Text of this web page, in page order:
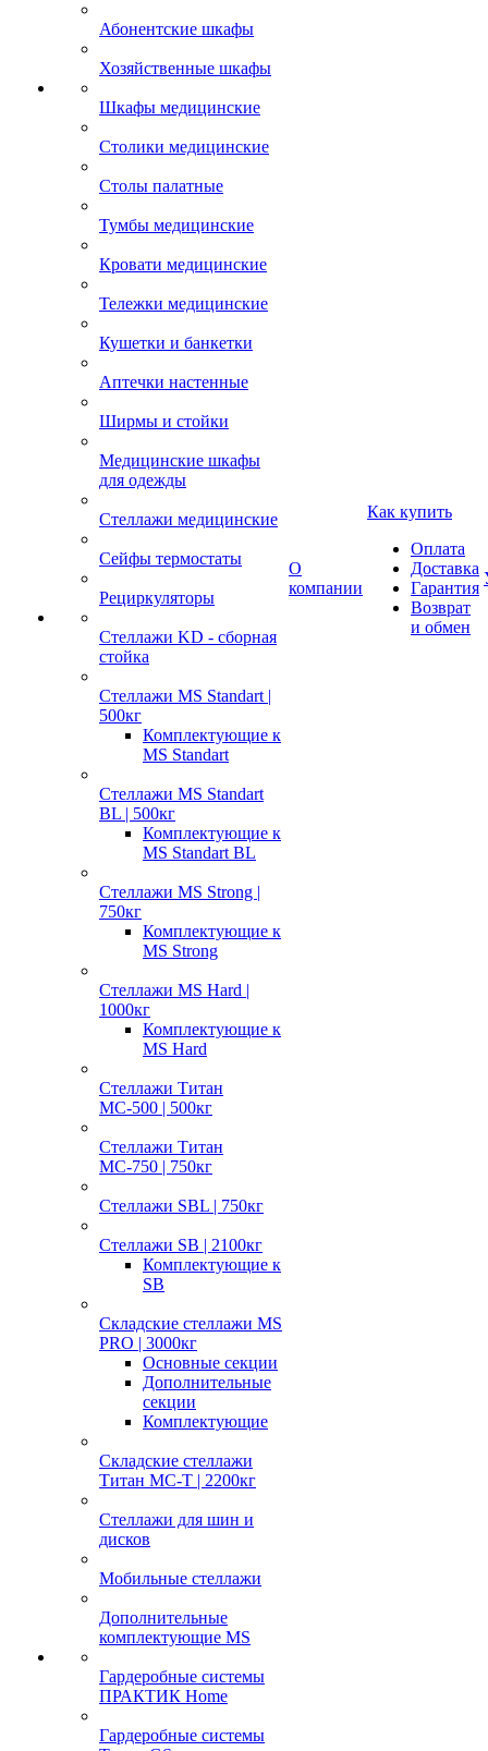
Абонентские шкафы
Хозяйственные шкафы
Шкафы медицинские
Столики медицинские
Столы палатные
Тумбы медицинские
Кровати медицинские
Тележки медицинские
Кушетки и банкетки
Аптечки настенные
Ширмы и стойки
Медицинские шкафы
для одежды
Стеллажи медицинские
Сейфы термостаты
Рециркуляторы
Стеллажи KD - сборная
стойка
Стеллажи MS Standart |
500кг
Комплектующие к
MS Standart
Стеллажи MS Standart
BL | 500кг
Комплектующие к
MS Standart BL
Стеллажи MS Strong |
750кг
Комплектующие к
MS Strong
Стеллажи MS Hard |
1000кг
Комплектующие к
MS Hard
Стеллажи Титан
МС-500 | 500кг
Стеллажи Титан
МС-750 | 750кг
Стеллажи SBL | 750кг
Стеллажи SB | 2100кг
Комплектующие к
SB
Складские стеллажи MS
PRO | 3000кг
Основные секции
Дополнительные
секции
Комплектующие
Складские стеллажи
Титан МС-Т | 2200кг
Стеллажи для шин и
дисков
Мобильные стеллажи
Дополнительные
комплектующие MS
Гардеробные системы
ПРАКТИК Home
Гардеробные системы
О
компании
Как купить
Оплата
Доставка
Гарантия
Возврат
и обмен